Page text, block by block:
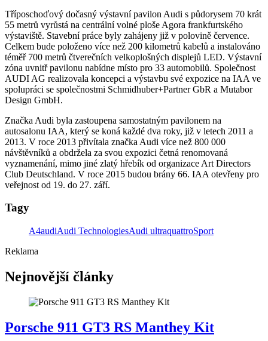
Tříposchoďový dočasný výstavní pavilon Audi s půdorysem 70 krát
55 metrů vyrůstá na centrální volné ploše Agora frankfurtského
výstaviště. Stavební práce byly zahájeny již v polovině července.
Celkem bude položeno více než 200 kilometrů kabelů a instalováno
téměř 700 metrů čtverečních velkoplošných displejů LED. Výstavní
zóna uvnitř pavilonu nabídne místo pro 33 automobilů. Společnost
AUDI AG realizovala koncepci a výstavbu své expozice na IAA ve
spolupráci se společnostmi Schmidhuber+Partner GbR a Mutabor
Design GmbH.
Značka Audi byla zastoupena samostatným pavilonem na
autosalonu IAA, který se koná každé dva roky, již v letech 2011 a
2013. V roce 2013 přivítala značka Audi více než 800 000
návštěvníků a obdržela za svou expozici četná renomovaná
vyznamenání, mimo jiné zlatý hřebík od organizace Art Directors
Club Deutschland. V roce 2015 budou brány 66. IAA otevřeny pro
veřejnost od 19. do 27. září.
Tagy
A4audiAudi TechnologiesAudi ultraquattroSport
Reklama
Nejnovější články
Porsche 911 GT3 RS Manthey Kit